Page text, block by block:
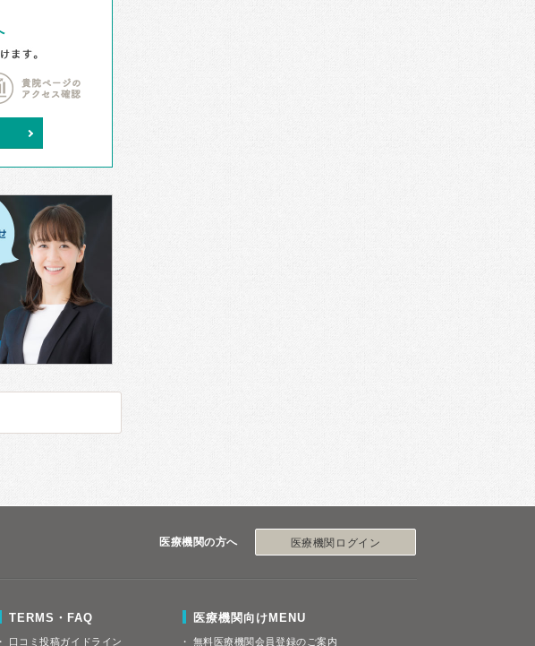
医療機関の方へ 医療機関ログイン
TERMS・FAQ
口コミ投稿ガイドライン
医療機関向けMENU
無料医療機関会員登録のご案内